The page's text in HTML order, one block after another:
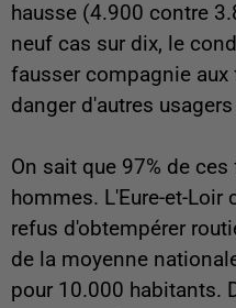
hausse (4.900 contre
neuf cas sur dix, le
fausser compagnie aux
danger d'autres
On sait que 97% de
hommes. L'Eure-et-
refus d'obtempérer
de la moyenne
pour 10.000 habitants.